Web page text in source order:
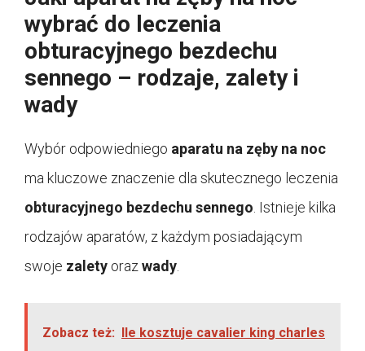
wybrać do leczenia
obturacyjnego bezdechu
sennego – rodzaje, zalety i
wady
Wybór odpowiedniego aparatu na zęby na noc
ma kluczowe znaczenie dla skutecznego leczenia
obturacyjnego bezdechu sennego . Istnieje kilka
rodzajów aparatów, z każdym posiadającym
swoje zalety oraz wady
Zobacz też: Ile kosztuje cavalier king charles